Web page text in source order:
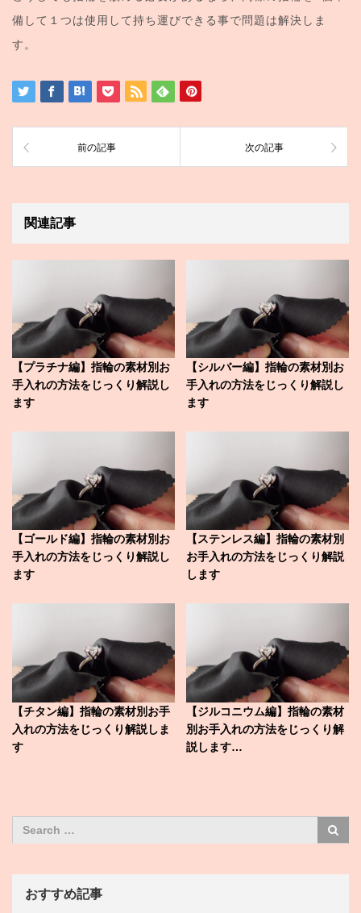
備して１つは使用して持ち運びできる事で問題は解決しま
す。
前の記事 次の記事
関連記事
【プラチナ編】指輪の素材別お
手入れの方法をじっくり解説し
ます
【シルバー編】指輪の素材別お
手入れの方法をじっくり解説し
ます
【ゴールド編】指輪の素材別お
手入れの方法をじっくり解説し
ます
【ステンレス編】指輪の素材別
お手入れの方法をじっくり解説
します
【チタン編】指輪の素材別お手
入れの方法をじっくり解説しま
す
【ジルコニウム編】指輪の素材
別お手入れの方法をじっくり解
説します…
おすすめ記事